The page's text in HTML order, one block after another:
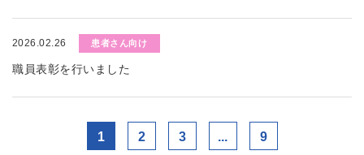
2026.02.26 患者さん向け
職員表彰を行いました
1 2 3 ... 9